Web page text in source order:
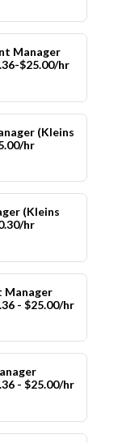
Manager
$25.00/hr
(Kleins
hr
(Kleins
hr
Manager
- $25.00/hr
- $25.00/hr